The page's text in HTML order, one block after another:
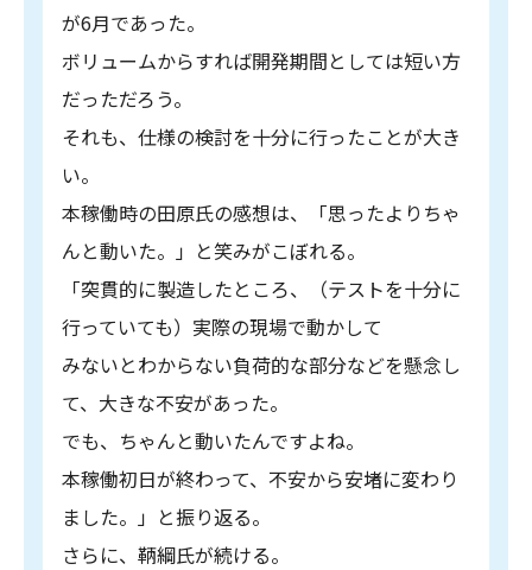
が6月であった。
ボリュームからすれば開発期間としては短い方
だっただろう。
それも、仕様の検討を十分に行ったことが大き
い。
本稼働時の田原氏の感想は、「思ったよりちゃ
んと動いた。」と笑みがこぼれる。
「突貫的に製造したところ、（テストを十分に
行っていても）実際の現場で動かして
みないとわからない負荷的な部分などを懸念し
て、大きな不安があった。
でも、ちゃんと動いたんですよね。
本稼働初日が終わって、不安から安堵に変わり
ました。」と振り返る。
さらに、鞆綱氏が続ける。